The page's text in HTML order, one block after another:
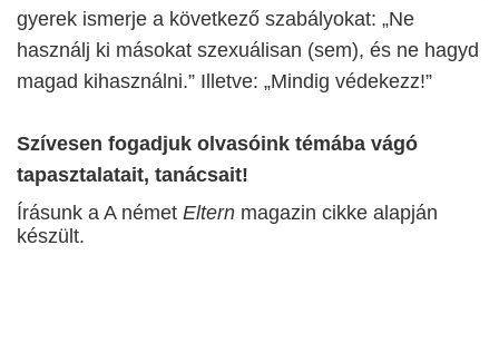
gyerek ismerje a következő szabályokat: „Ne
használj ki másokat szexuálisan (sem), és ne hagyd
magad kihasználni.” Illetve: „Mindig védekezz!”
Szívesen fogadjuk olvasóink témába vágó
tapasztalatait, tanácsait!
Írásunk a A német Eltern magazin cikke alapján
készült.